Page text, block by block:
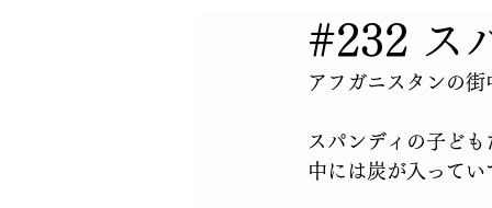
アフガン難民居住区 クルデ
#232 ス
アフガニスタンの
スパンディの子ど
中には炭が入って